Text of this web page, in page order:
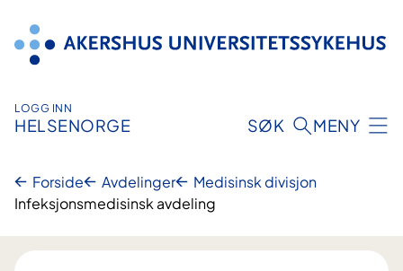
innhold
LOGG INN
HELSENORGE SØK MENY
Forside Avdelinger
Medisinsk divisjon
Infeksjonsmedisinsk avdeling